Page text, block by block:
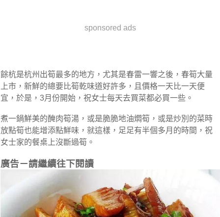
sponsored ads
餘杭是杭州出筍最多的地方，尤其是春雷一響之後，春筍大量
上市，新鮮的總要比筍乾味道好許多，且價格一天比一天便
宜，於是，3月份開始，祝女士每天去買菜都必買一些。
煮一鍋鮮美的醃肉筍湯，或是脆脆地油燜筍，或是炒別的菜時
放點筍也能增添點鮮味，就這樣，足足有半個多月的時間，祝
女士家的餐桌上沒斷過筍。
廣告－請繼續往下閱讀